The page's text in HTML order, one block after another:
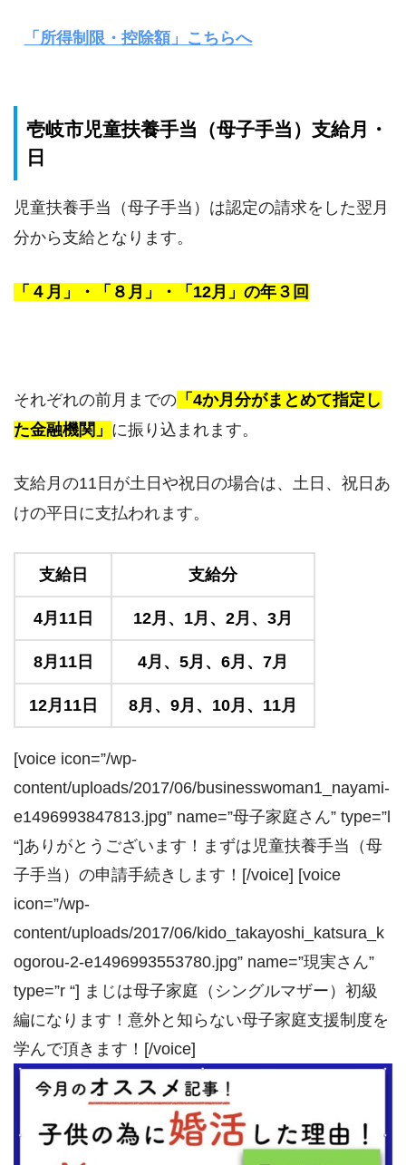
「所得制限・控除額」こちらへ
壱岐市児童扶養手当（母子手当）支給月・
日
児童扶養手当（母子手当）は認定の請求をした翌月
分から支給となります。
「４月」・「８月」・「12月」の年３回
それぞれの前月までの 「4か月分がまとめて指定し
た金融機関」 に振り込まれます。
支給月の11日が土日や祝日の場合は、土日、祝日あ
けの平日に支払われます。
支給日 支給分
4月11日 12月、1月、2月、3月
8月11日 4月、5月、6月、7月
12月11日 8月、9月、10月、11月
[voice icon=”/wp-
content/uploads/2017/06/businesswoman1_nayami-
e1496993847813.jpg” name=”母子家庭さん” type=”l
“]ありがとうございます！まずは児童扶養手当（母
子手当）の申請手続きします！[/voice] [voice
icon=”/wp-
content/uploads/2017/06/kido_takayoshi_katsura_k
ogorou-2-e1496993553780.jpg” name=”現実さん”
type=”r “] まじは母子家庭（シングルマザー）初級
編になります！意外と知らない母子家庭支援制度を
学んで頂きます！[/voice]